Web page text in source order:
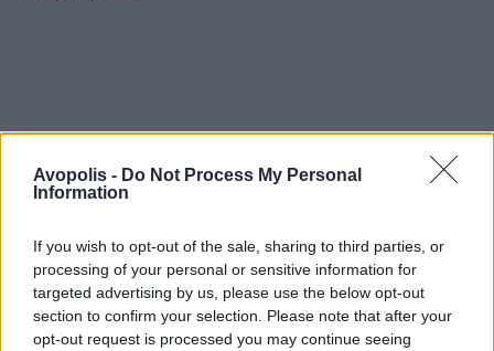
Avopolis - Do Not Process My Personal
Information
If you wish to opt-out of the sale, sharing to third parties, or
processing of your personal or sensitive information for
targeted advertising by us, please use the below opt-out
section to confirm your selection. Please note that after your
opt-out request is processed you may continue seeing